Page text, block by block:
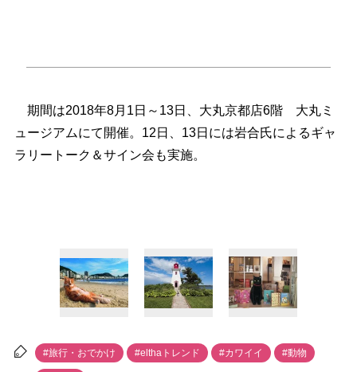
期間は2018年8月1日～13日、大丸京都店6階 大丸ミ
ュージアムにて開催。12日、13日には岩合氏によるギャ
ラリートーク＆サイン会も実施。
#旅行・おでかけ #elthaトレンド #カワイイ #動物